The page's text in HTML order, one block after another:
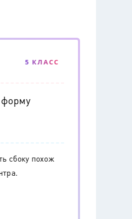
5 КЛАСС
форму
сбоку похож